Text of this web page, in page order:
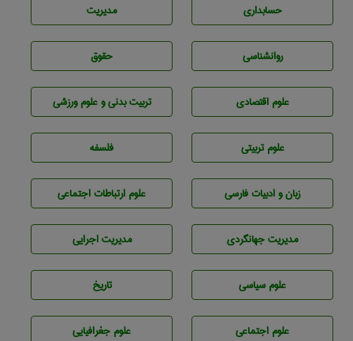
حسابداری مديريت
روانشناسی حقوق
علوم اقتصادی تربيت بدنی و علوم ورزشی
علوم تربيتی فلسفه
زبان و ادبيات فارسی علوم ارتباطات اجتماعی
مديريت جهانگردی مديريت اجرايی
علوم سياسی تاريخ
علوم اجتماعی علوم جغرافيايی